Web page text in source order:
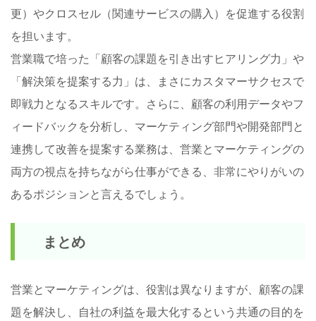
更）やクロスセル（関連サービスの購入）を促進する役割
を担います。
営業職で培った「顧客の課題を引き出すヒアリング力」や
「解決策を提案する力」は、まさにカスタマーサクセスで
即戦力となるスキルです。さらに、顧客の利用データやフ
ィードバックを分析し、マーケティング部門や開発部門と
連携して改善を提案する業務は、営業とマーケティングの
両方の視点を持ちながら仕事ができる、非常にやりがいの
あるポジションと言えるでしょう。
まとめ
営業とマーケティングは、役割は異なりますが、顧客の課
題を解決し、自社の利益を最大化するという共通の目的を